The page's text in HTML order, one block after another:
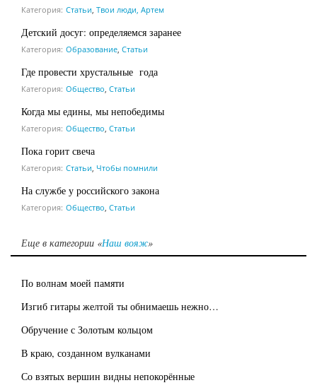
Категория: Статьи Твои люди, Артем
Детский досуг: определяемся заранее
Категория: Образование Статьи
Где провести хрустальные года
Категория: Общество Статьи
Когда мы едины, мы непобедимы
Категория: Общество Статьи
Пока горит свеча
Категория: Статьи Чтобы помнили
На службе у российского закона
Категория: Общество Статьи
Еще в категории «Наш вояж»
По волнам моей памяти
Изгиб гитары желтой ты обнимаешь нежно…
Обручение с Золотым кольцом
В краю, созданном вулканами
Со взятых вершин видны непокорённые